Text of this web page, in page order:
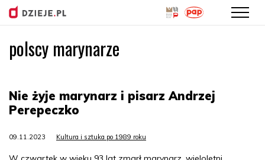
polscy marynarze
Nie żyje marynarz i pisarz Andrzej
Perepeczko
09.11.2023 Kultura i sztuka po 1989 roku